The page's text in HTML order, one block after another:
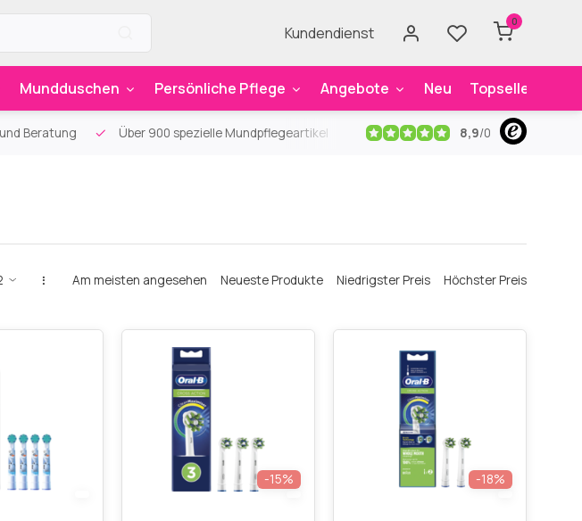
Kundendienst
0
Mundduschen Persönliche Pflege Angebote Neu Topseller
Beratung Über 900 spezielle Mundpflegeartikel Kostenloser Versandab 59€
8,9/0
Am meisten angesehen Neueste Produkte Niedrigster Preis Höchster Preis
-15% -18%